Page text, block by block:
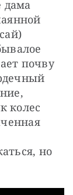
дама
почву
колес
но